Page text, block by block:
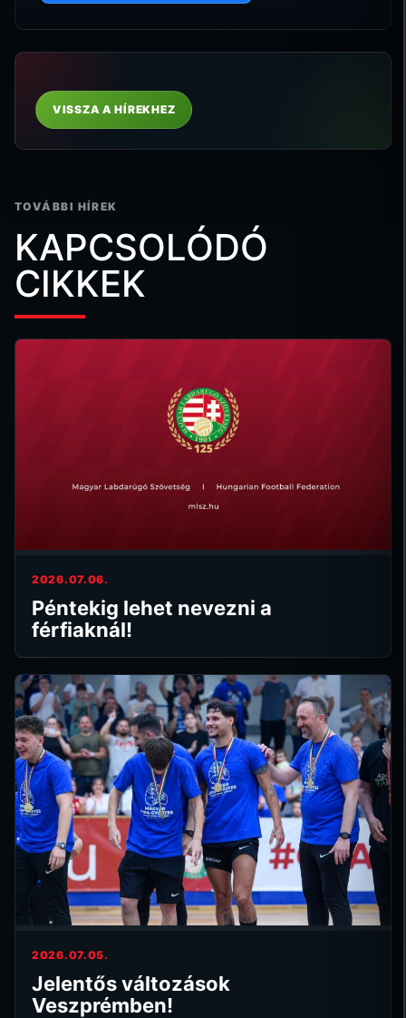
VISSZA A HÍREKHEZ
TOVÁBBI HÍREK
KAPCSOLÓDÓ
CIKKEK
2026.07.06.
Péntekig lehet nevezni a
férfiaknál!
2026.07.05.
Jelentős változások
Veszprémben!